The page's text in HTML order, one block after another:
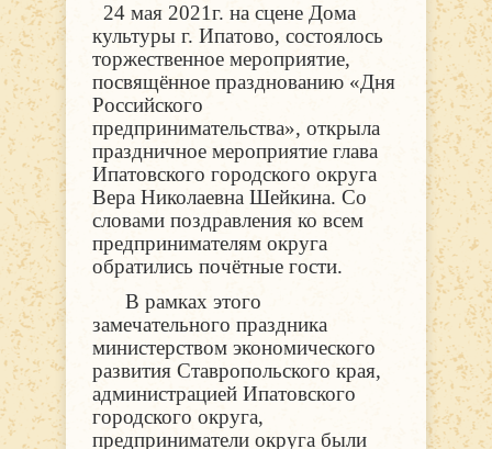
24 мая 2021г. на сцене Дома
культуры г. Ипатово, состоялось
торжественное мероприятие,
посвящённое празднованию «Дня
Российского
предпринимательства», открыла
праздничное мероприятие глава
Ипатовского городского округа
Вера Николаевна Шейкина. Со
словами поздравления ко всем
предпринимателям округа
обратились почётные гости.
В рамках этого
замечательного праздника
министерством экономического
развития Ставропольского края,
администрацией Ипатовского
городского округа,
предприниматели округа были